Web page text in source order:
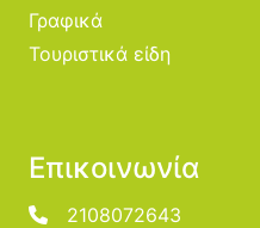
Γραφικά
Τουριστικά είδη
Επικοινωνία
2108072643